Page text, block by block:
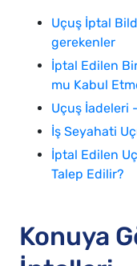
Uçuş İptal
gerekenler
İptal Edilen
mu Kabul
Uçuş İadeleri
İş Seyahati
İptal Edilen
Talep Edilir?
Konuya